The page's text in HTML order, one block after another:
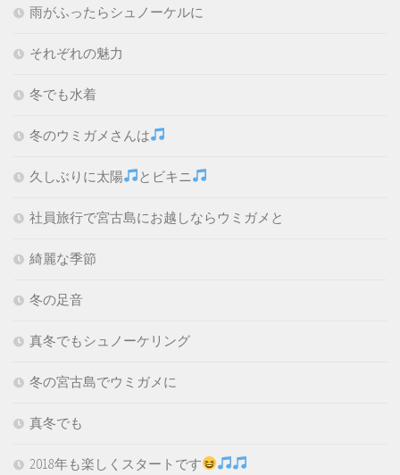
雨がふったらシュノーケルに
それぞれの魅力
冬でも水着
冬のウミガメさんは
久しぶりに太陽 とビキニ
社員旅行で宮古島にお越しならウミガメと
綺麗な季節
冬の足音
真冬でもシュノーケリング
冬の宮古島でウミガメに
真冬でも
2018年も楽しくスタートです